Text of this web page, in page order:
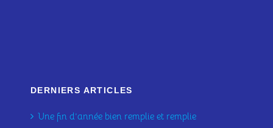
DERNIERS ARTICLES
Une fin d’année bien remplie et remplie